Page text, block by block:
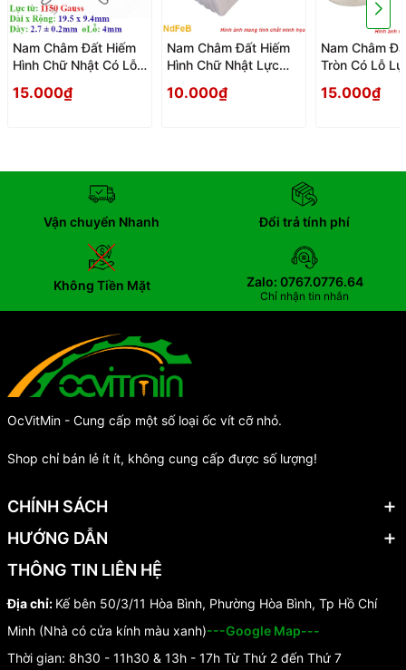
Nam Châm Đất Hiếm
Hình Chữ Nhật Có Lỗ
15.000₫
Nam Châm Đất Hiếm
Hình Chữ Nhật Lực
Sắt
10.000₫
Nam Châm
Tròn Có Lỗ
15.000₫
Vận chuyển Nhanh Đổi trả tính phí
Không Tiền Mặt Zalo: 0767.0776.64
Chỉ nhận tin nhắn
OcVitMin - Cung cấp một số loại ốc vít cỡ nhỏ.
Shop chỉ bán lẻ ít ít, không cung cấp được số lượng!
CHÍNH SÁCH
HƯỚNG DẪN
THÔNG TIN LIÊN HỆ
Địa chỉ: Kế bên 50/3/11 Hòa Bình, Phường Hòa Bình, Tp Hồ Chí
Minh (Nhà có cửa kính màu xanh)---Google Map---
Thời gian: 8h30 - 11h30 & 13h - 17h Từ Thứ 2 đến Thứ 7